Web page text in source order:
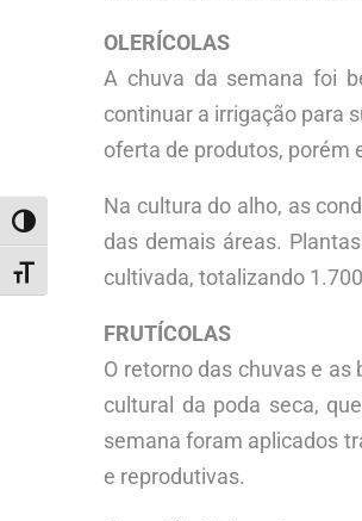
ALTERNAR ALTO CONTRASTE
ALTERNAR TAMANHO DA FONTE
OLERÍCOLAS
A chuva da semana foi
continuar a irrigação para
oferta de produtos, porém
Na cultura do alho, as
das demais áreas.
cultivada, totalizando
FRUTÍCOLAS
O retorno das chuvas e
cultural da poda seca,
semana foram aplicados
e reprodutivas.